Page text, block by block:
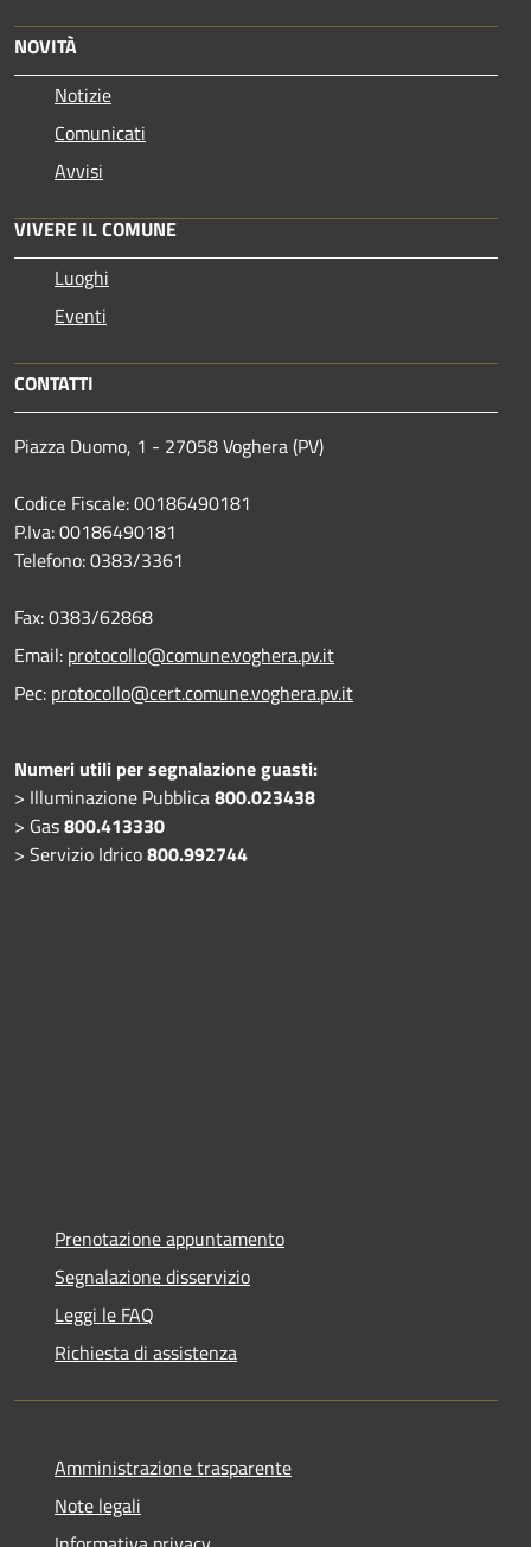
NOVITÀ
Notizie
Comunicati
Avvisi
VIVERE IL COMUNE
Luoghi
Eventi
CONTATTI
Piazza Duomo, 1 - 27058 Voghera (PV)
Codice Fiscale: 00186490181
P.Iva: 00186490181
Telefono:0383/3361
Fax:0383/62868
Email: protocollo@comune.voghera.pv.it
Pec: protocollo@cert.comune.voghera.pv.it
Numeri utili per segnalazione guasti:
> Illuminazione Pubblica800.023438
> Gas800.413330
> Servizio Idrico800.992744
Prenotazione appuntamento
Segnalazione disservizio
Leggi le FAQ
Richiesta di assistenza
Amministrazione trasparente
Note legali